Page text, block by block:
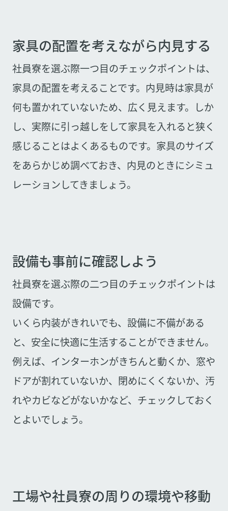
家具の配置を考えながら内見する
社員寮を選ぶ際一つ目のチェックポイントは、
家具の配置を考えることです。内見時は家具が
何も置かれていないため、広く見えます。しか
し、実際に引っ越しをして家具を入れると狭く
感じることはよくあるものです。家具のサイズ
をあらかじめ調べておき、内見のときにシミュ
レーションしてきましょう。
設備も事前に確認しよう
社員寮を選ぶ際の二つ目のチェックポイントは
設備です。
いくら内装がきれいでも、設備に不備がある
と、安全に快適に生活することができません。
例えば、インターホンがきちんと動くか、窓や
ドアが割れていないか、閉めにくくないか、汚
れやカビなどがないかなど、チェックしておく
とよいでしょう。
工場や社員寮の周りの環境や移動